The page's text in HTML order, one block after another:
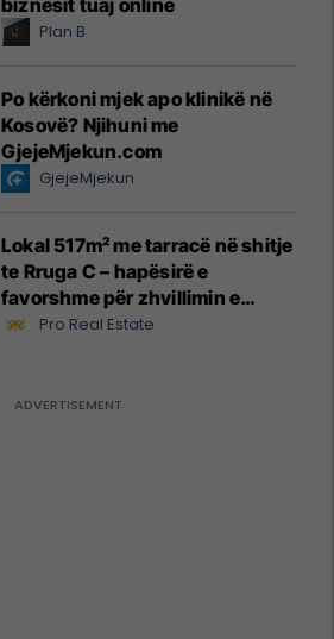
biznesit tuaj online
Plan B
Po kërkoni mjek apo klinikë në
Kosovë? Njihuni me
GjejeMjekun.com
GjejeMjekun
Lokal 517m² me tarracë në shitje
te Rruga C – hapësirë e
favorshme për zhvillimin e
biznesit #15796
Pro Real Estate